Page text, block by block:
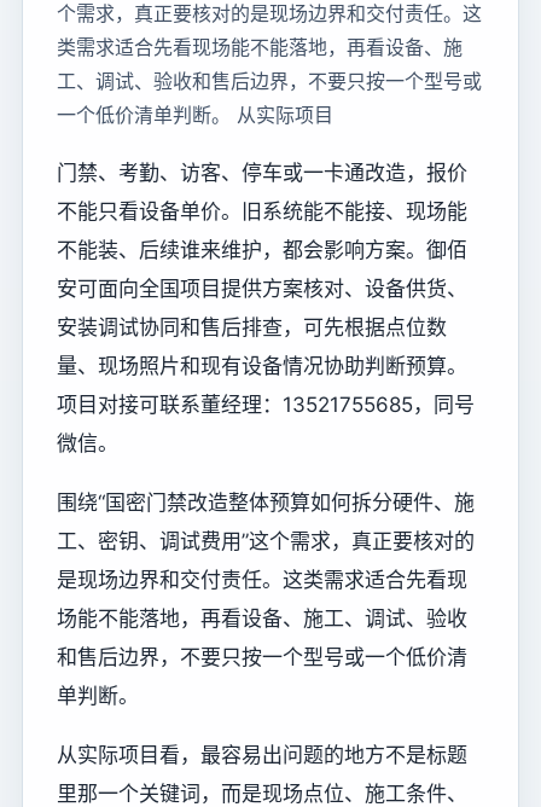
个需求，真正要核对的是现场边界和交付责任。这
类需求适合先看现场能不能落地，再看设备、施
工、调试、验收和售后边界，不要只按一个型号或
一个低价清单判断。 从实际项目
门禁、考勤、访客、停车或一卡通改造，报价
不能只看设备单价。旧系统能不能接、现场能
不能装、后续谁来维护，都会影响方案。御佰
安可面向全国项目提供方案核对、设备供货、
安装调试协同和售后排查，可先根据点位数
量、现场照片和现有设备情况协助判断预算。
项目对接可联系董经理：13521755685，同号
微信。
围绕“国密门禁改造整体预算如何拆分硬件、施
工、密钥、调试费用”这个需求，真正要核对的
是现场边界和交付责任。这类需求适合先看现
场能不能落地，再看设备、施工、调试、验收
和售后边界，不要只按一个型号或一个低价清
单判断。
从实际项目看，最容易出问题的地方不是标题
里那一个关键词，而是现场点位、施工条件、